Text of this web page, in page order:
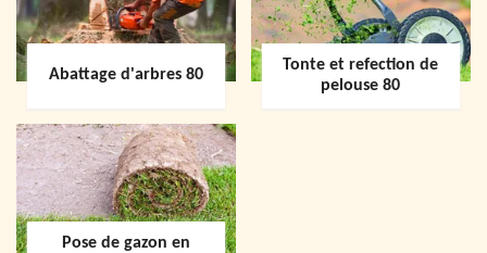
Abattage d'arbres 80
Tonte et refection de
pelouse 80
Pose de gazon en